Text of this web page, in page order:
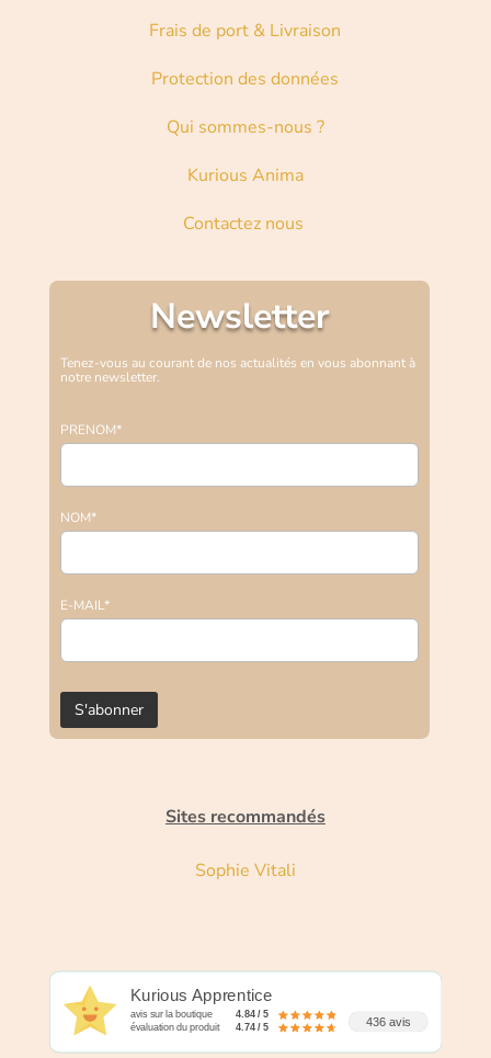
Frais de port & Livraison
Protection des données
Qui sommes-nous ?
Kurious Anima
Contactez nous
Newsletter
Tenez-vous au courant de nos actualités en vous abonnant à
notre newsletter.
PRENOM*
NOM*
E-MAIL*
Sites recommandés
Sophie Vitali
Kurious Apprentice
avis sur la boutique 4.84 / 5
évaluation du produit 4.74 / 5 436 avis